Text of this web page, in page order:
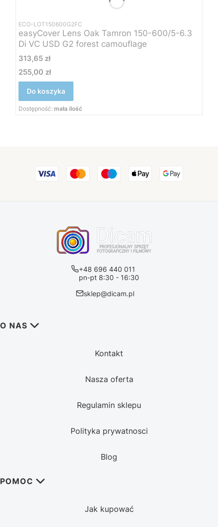
ECO-LOT150600G2FC
easyCover Lens Oak Tamron 150-600/5-6.3
Di VC USD G2 forest camouflage
Cena
313,65 zł
Cena
255,00 zł
Do koszyka
Dostępność: mała ilość
+48 696 440 011
pn-pt 8:30 - 16:30
sklep@dicam.pl
Linki w stopce
O NAS
Kontakt
Nasza oferta
Regulamin sklepu
Polityka prywatnosci
Blog
POMOC
Jak kupować